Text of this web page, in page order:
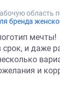
область
мечты!
срок, и даже
и